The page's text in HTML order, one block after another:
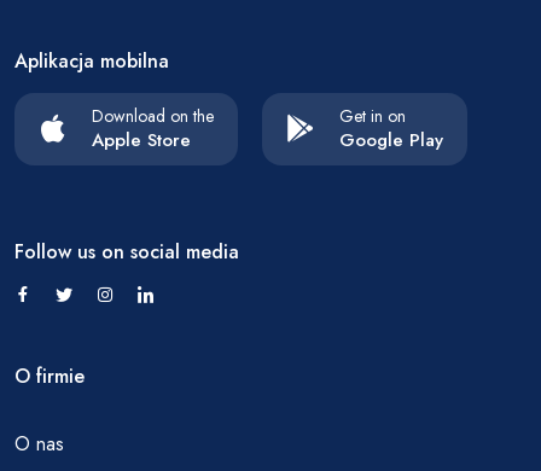
Aplikacja mobilna
Download on the
Apple Store
Get in on
Google Play
Follow us on social media
O firmie
O nas